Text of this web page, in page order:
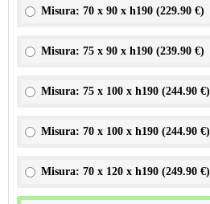
Misura: 70 x 90 x h190 (229.90 €)
Misura: 75 x 90 x h190 (239.90 €)
Misura: 75 x 100 x h190 (244.90 €)
Misura: 70 x 100 x h190 (244.90 €)
Misura: 70 x 120 x h190 (249.90 €)